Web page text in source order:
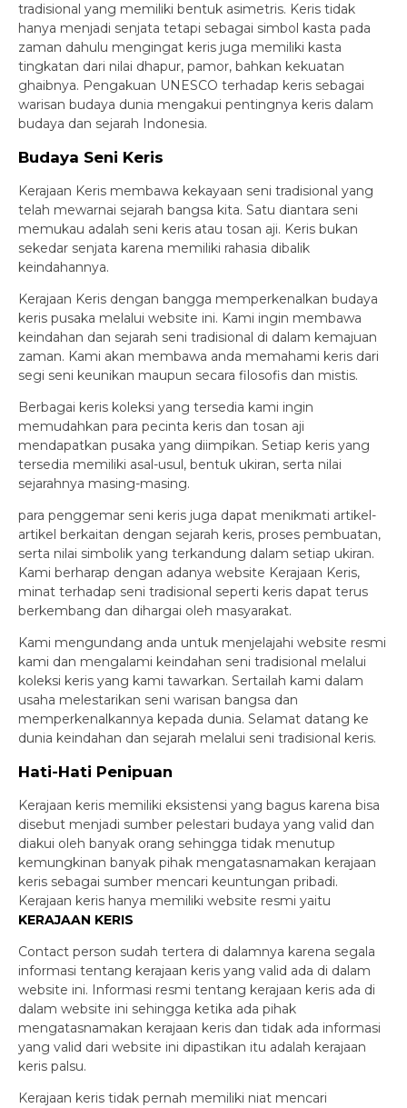
tradisional yang memiliki bentuk asimetris. Keris tidak
hanya menjadi senjata tetapi sebagai simbol kasta pada
zaman dahulu mengingat keris juga memiliki kasta
tingkatan dari nilai dhapur, pamor, bahkan kekuatan
ghaibnya. Pengakuan UNESCO terhadap keris sebagai
warisan budaya dunia mengakui pentingnya keris dalam
budaya dan sejarah Indonesia.
Budaya Seni Keris
Kerajaan Keris membawa kekayaan seni tradisional yang
telah mewarnai sejarah bangsa kita. Satu diantara seni
memukau adalah seni keris atau tosan aji. Keris bukan
sekedar senjata karena memiliki rahasia dibalik
keindahannya.
Kerajaan Keris dengan bangga memperkenalkan budaya
keris pusaka melalui website ini. Kami ingin membawa
keindahan dan sejarah seni tradisional di dalam kemajuan
zaman. Kami akan membawa anda memahami keris dari
segi seni keunikan maupun secara filosofis dan mistis.
Berbagai keris koleksi yang tersedia kami ingin
memudahkan para pecinta keris dan tosan aji
mendapatkan pusaka yang diimpikan. Setiap keris yang
tersedia memiliki asal-usul, bentuk ukiran, serta nilai
sejarahnya masing-masing.
para penggemar seni keris juga dapat menikmati artikel-
artikel berkaitan dengan sejarah keris, proses pembuatan,
serta nilai simbolik yang terkandung dalam setiap ukiran.
Kami berharap dengan adanya website Kerajaan Keris,
minat terhadap seni tradisional seperti keris dapat terus
berkembang dan dihargai oleh masyarakat.
Kami mengundang anda untuk menjelajahi website resmi
kami dan mengalami keindahan seni tradisional melalui
koleksi keris yang kami tawarkan. Sertailah kami dalam
usaha melestarikan seni warisan bangsa dan
memperkenalkannya kepada dunia. Selamat datang ke
dunia keindahan dan sejarah melalui seni tradisional keris.
Hati-Hati Penipuan
Kerajaan keris memiliki eksistensi yang bagus karena bisa
disebut menjadi sumber pelestari budaya yang valid dan
diakui oleh banyak orang sehingga tidak menutup
kemungkinan banyak pihak mengatasnamakan kerajaan
keris sebagai sumber mencari keuntungan pribadi.
Kerajaan keris hanya memiliki website resmi yaitu
KERAJAAN KERIS
Contact person sudah tertera di dalamnya karena segala
informasi tentang kerajaan keris yang valid ada di dalam
website ini. Informasi resmi tentang kerajaan keris ada di
dalam website ini sehingga ketika ada pihak
mengatasnamakan kerajaan keris dan tidak ada informasi
yang valid dari website ini dipastikan itu adalah kerajaan
keris palsu.
Kerajaan keris tidak pernah memiliki niat mencari